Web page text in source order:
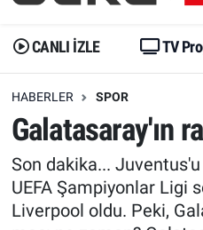
CANLI İZLE TV
HABERLER SPOR
Galatasaray'ın
Son dakika...
UEFA Şampiyonlar Ligi
Liverpool oldu. Peki,
Dünya
Erişim Bilgileri
Ekonomi
Trend
Trend
Erişim Bilgileri
Spor
Ekonomi
Trafik Durumu
Erişim Bilgileri
Tüm Manşetler
Son Dakika Haberleri